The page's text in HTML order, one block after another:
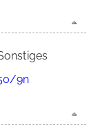
9n